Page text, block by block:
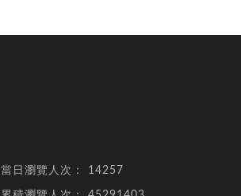
當日瀏覽人次： 14257